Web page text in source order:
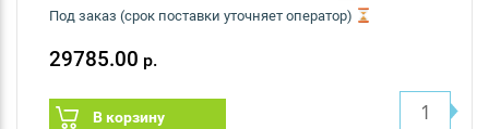
Под заказ (срок поставки уточняет оператор)
29785.00 р.
В корзину